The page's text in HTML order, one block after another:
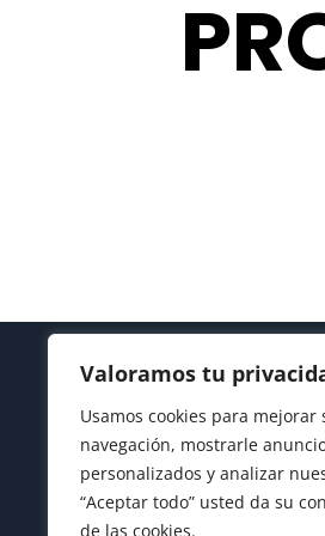
Valoramos tu
Usamos cookies para
navegación, mostrarle
personalizados y analizar
“Aceptar todo” usted da su
de las cookies.